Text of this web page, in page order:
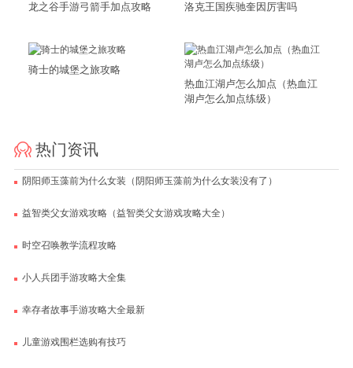
龙之谷手游弓箭手加点攻略 洛克王国疾驰奎因厉害吗
骑士的城堡之旅攻略
热血江湖卢怎么加点（热血江
湖卢怎么加点练级）
热门资讯
阴阳师玉藻前为什么女装（阴阳师玉藻前为什么女装没有了）
益智类父女游戏攻略（益智类父女游戏攻略大全）
时空召唤教学流程攻略
小人兵团手游攻略大全集
幸存者故事手游攻略大全最新
儿童游戏围栏选购有技巧